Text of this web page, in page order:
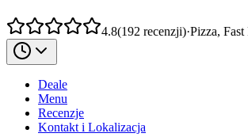
4.8(192 recenzji)·Pizza, Fast
Deale
Menu
Recenzje
Kontakt i Lokalizacja